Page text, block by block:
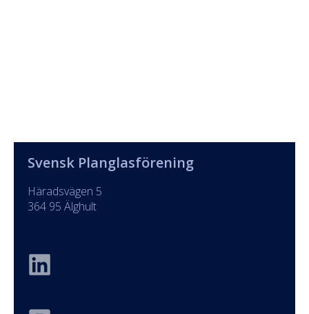
Svensk Planglasförening
Häradsvägen 5
364 95 Älghult